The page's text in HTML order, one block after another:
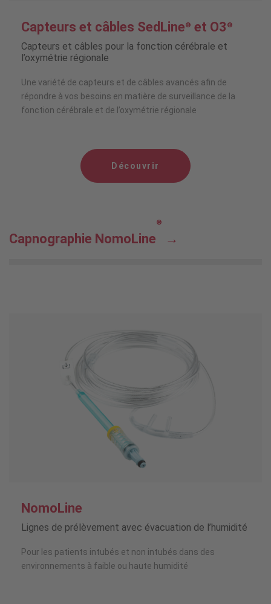
Capteurs et câbles SedLine® et O3 ®
Capteurs et câbles pour la fonction cérébrale et
l’oxymétrie régionale
Une variété de capteurs et de câbles avancés afin de
répondre à vos besoins en matière de surveillance de la
fonction cérébrale et de l’oxymétrie régionale
Découvrir
Capnographie NomoLine
®
NomoLine
Lignes de prélèvement avec évacuation de l’humidité
Pour les patients intubés et non intubés dans des
environnements à faible ou haute humidité